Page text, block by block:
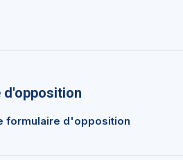
formulaire d'opposition